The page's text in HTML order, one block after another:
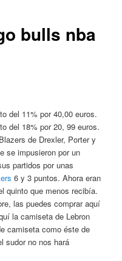
bulls nba
del 11% por 40,00 euros.
del 18% por 20, 99 euros.
de Drexler, Porter y
se impusieron por un
partidos por unas
6 y 3 puntos. Ahora eran
quinto que menos recibía.
las puedes comprar aquí
la camiseta de Lebron
camiseta como éste de
sudor no nos hará